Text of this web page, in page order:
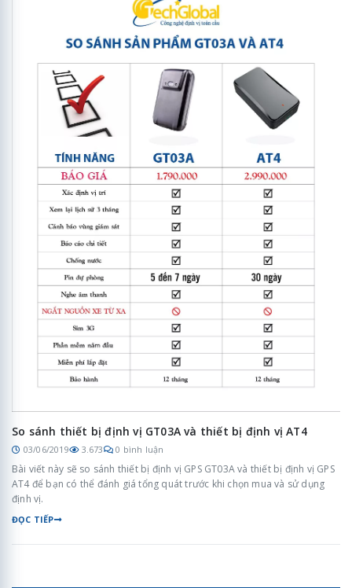
So sánh thiết bị định vị GT03A và thiết bị định vị AT4
03/06/2019 3.673 0 bình luận
Bài viết này sẽ so sánh thiết bị định vị GPS GT03A và thiết bị định vị GPS
AT4 để bạn có thể đánh giá tổng quát trước khi chọn mua và sử dụng
định vị.
ĐỌC TIẾP